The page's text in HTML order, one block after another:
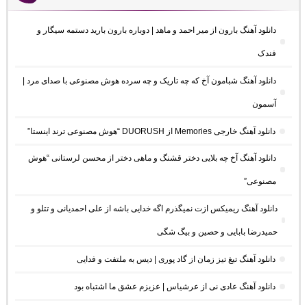
دانلود آهنگ بارون از میر احمد و ماهد | دوباره بارون بارید دستمه سیگار و
فندک
دانلود آهنگ شبامون آخ که چه تاریک و چه سرده هوش مصنوعی با صدای مرد |
آسمون
دانلود آهنگ خارجی Memories از DUORUSH “هوش مصنوعی ترند اینستا”
دانلود آهنگ آخ چه بلایی دختر قشنگ و ماهی دختر از محسن لرستانی “هوش
مصنوعی”
دانلود آهنگ ریمیکس ازت نمیگذرم اگه خدایی باشه از علی احمدیانی و تتلو و
حمیدرضا بابایی و حصین و بیگ شگی
دانلود آهنگ تیغ تیز زمان از گاد پوری | دیس به ملتفت و فدایی
دانلود آهنگ عادی نی از عرشیاس | عزیزم عشق ما اشتباه بود